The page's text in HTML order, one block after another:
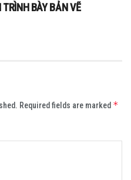
BÀY BẢN VẼ
Required fields are marked *